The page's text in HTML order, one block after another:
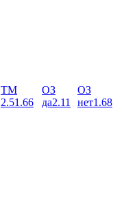
ТМ
2.51.66
ОЗ
да2.11
ОЗ
нет1.68